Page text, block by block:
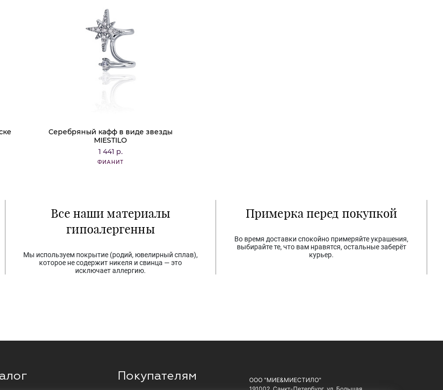
Серебряный кафф в виде звезды
MIESTILO
1 441 р.
ФИАНИТ
Все наши материалы
гипоалергенны
Мы используем покрытие (родий, ювелирный сплав),
которое не содержит никеля и свинца — это
исключает аллергию.
Примерка перед покупкой
Во время доставки спокойно примеряйте украшения,
выбирайте те, что вам нравятся, остальные заберёт
курьер.
Покупателям
ООО "МИЕ&МИЕСТИЛО"